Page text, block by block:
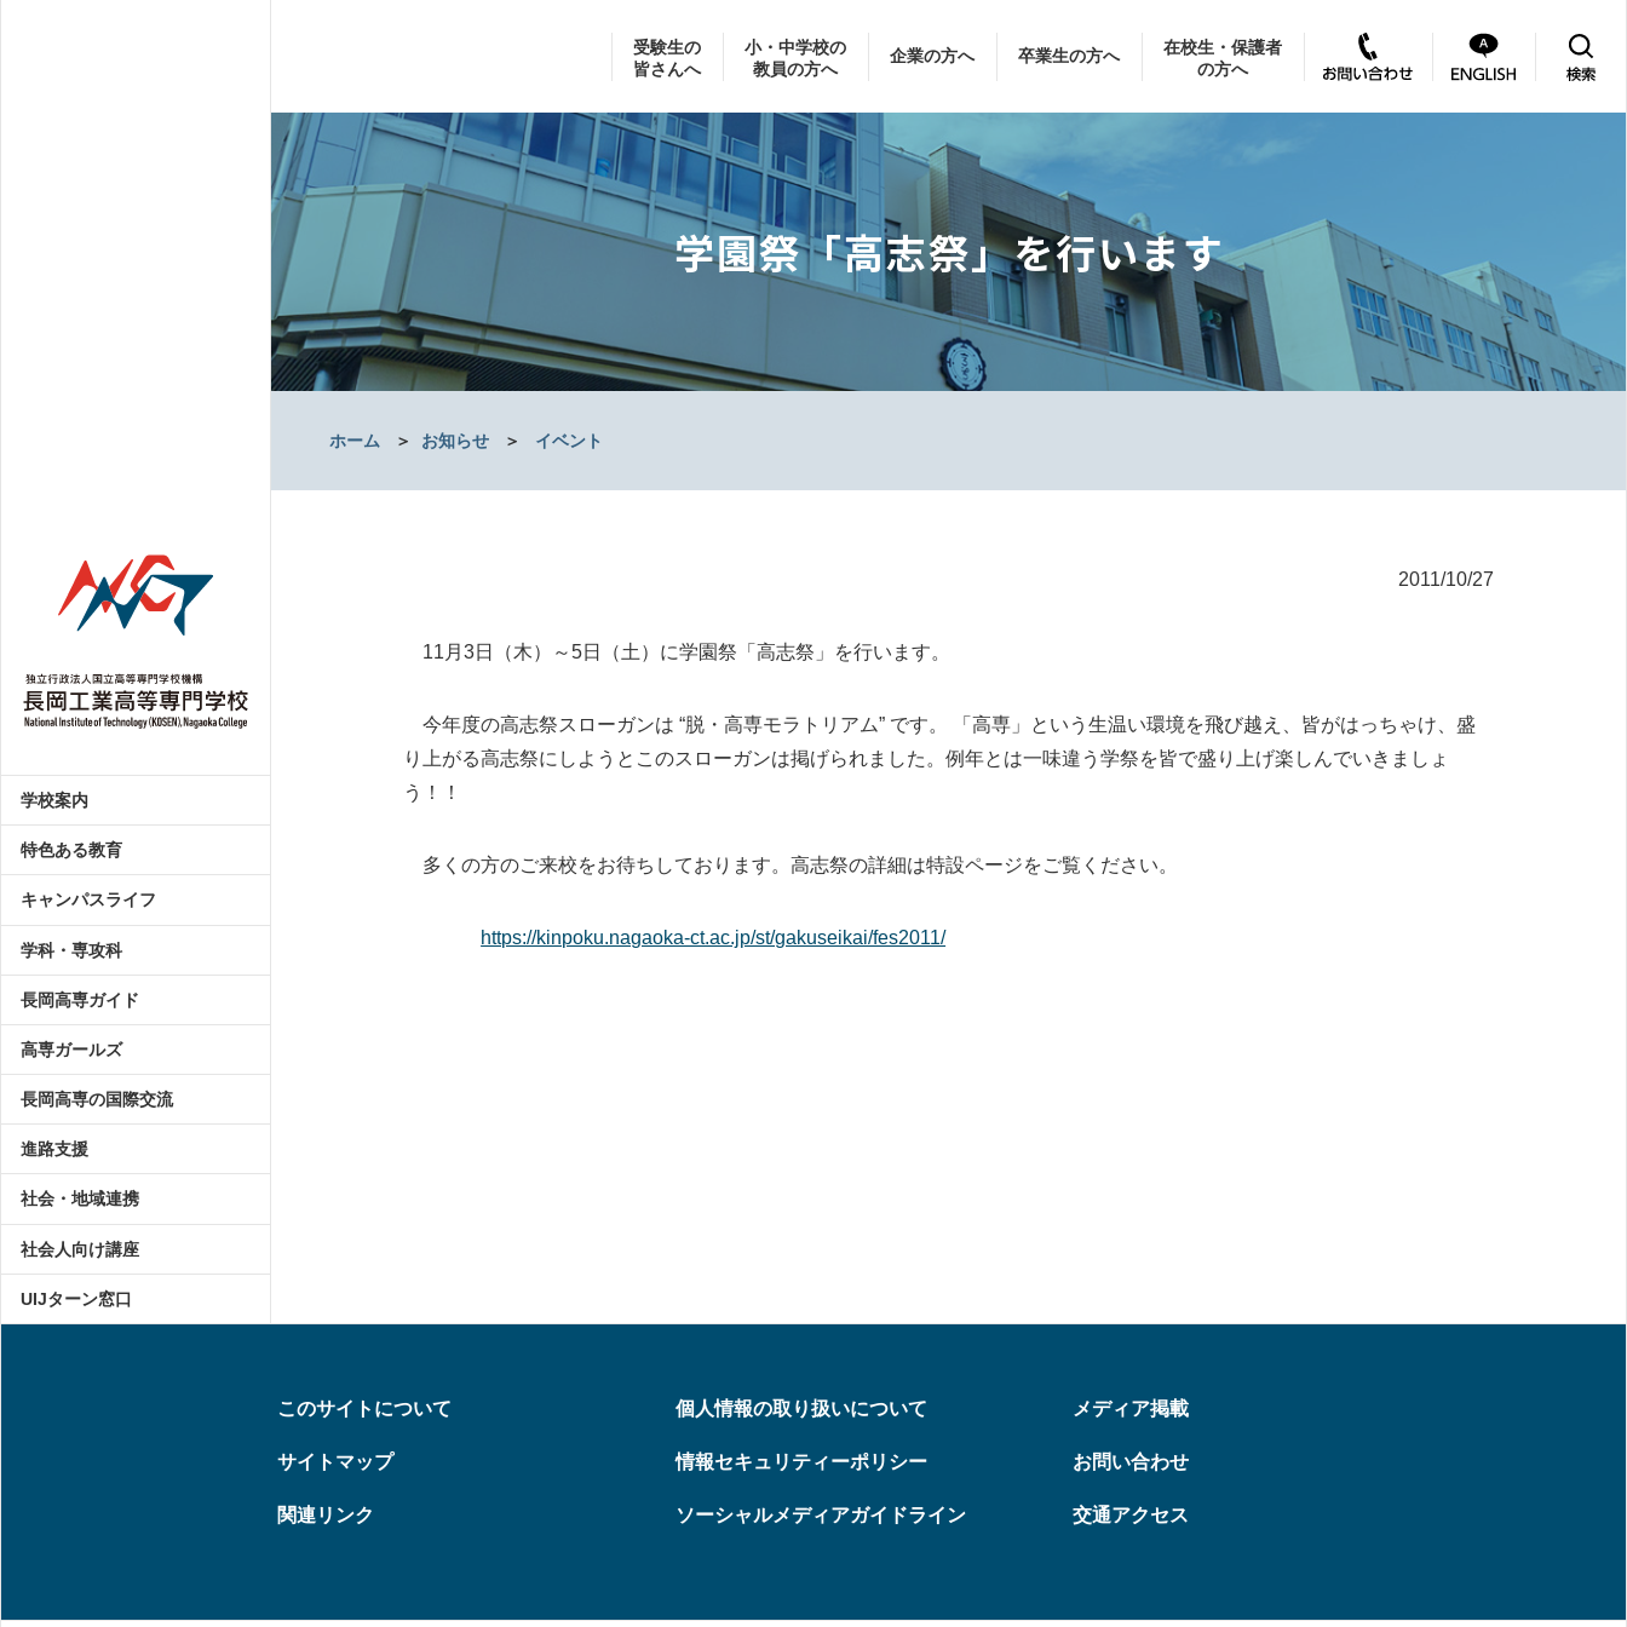
受験生の
皆さんへ
小・中学校の
教員の方へ
企業の方へ 卒業生の方へ
在校生・保護者
の方へ
学校案内
特色ある教育
キャンパスライフ
学科・専攻科
長岡高専ガイド
高専ガールズ
長岡高専の国際交流
進路支援
社会・地域連携
社会人向け講座
UIJターン窓口
学園祭「高志祭」を行います
ホーム ＞ お知らせ ＞ イベント
2011/10/27
11月3日（木）～5日（土）に学園祭「高志祭」を行います。
今年度の高志祭スローガンは “脱・高専モラトリアム” です。 「高専」という生温い環境を飛び越え、皆がはっちゃけ、盛
り上がる高志祭にしようとこのスローガンは掲げられました。例年とは一味違う学祭を皆で盛り上げ楽しんでいきましょ
う！！
多くの方のご来校をお待ちしております。高志祭の詳細は特設ページをご覧ください。
https://kinpoku.nagaoka-ct.ac.jp/st/gakuseikai/fes2011/
このサイトについて
サイトマップ
関連リンク
個人情報の取り扱いについて
情報セキュリティーポリシー
ソーシャルメディアガイドライン
メディア掲載
お問い合わせ
交通アクセス